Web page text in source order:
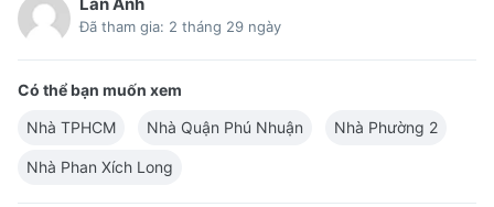
Đã tham gia: 2 tháng 29 ngày
Có thể bạn muốn xem
Nhà TPHCM
Nhà Quận Phú Nhuận Nhà Phường 2
Nhà Phan Xích Long